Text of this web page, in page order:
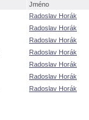
Jméno
Radoslav Horák
Radoslav Horák
Radoslav Horák
Radoslav Horák
Radoslav Horák
Radoslav Horák
Radoslav Horák